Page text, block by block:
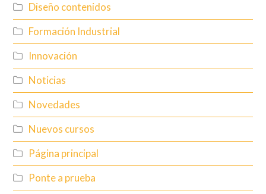
Diseño contenidos
Formación Industrial
Innovación
Noticias
Novedades
Nuevos cursos
Página principal
Ponte a prueba